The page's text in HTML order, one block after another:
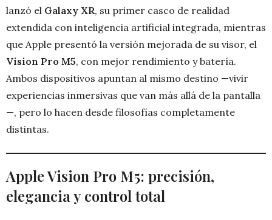
lanzó el Galaxy XR, su primer casco de realidad
extendida con inteligencia artificial integrada, mientras
que Apple presentó la versión mejorada de su visor, el
Vision Pro M5, con mejor rendimiento y batería.
Ambos dispositivos apuntan al mismo destino —vivir
experiencias inmersivas que van más allá de la pantalla
—, pero lo hacen desde filosofías completamente
distintas.
Apple Vision Pro M5: precisión,
elegancia y control total